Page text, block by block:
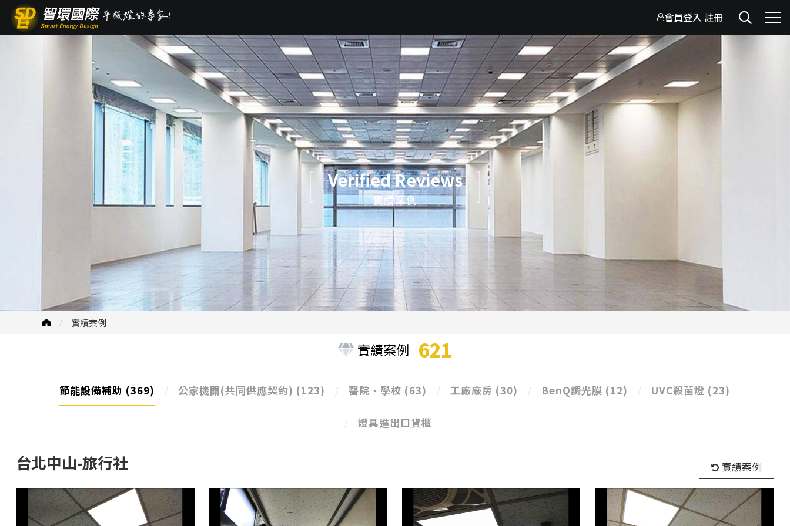
會員登入 註冊
Verified Reviews
實績案例
實績案例
實績案例 621
節能設備補助 (369) 公家機關(共同供應契約) (123) 醫院、學校 (63) 工廠廠房 (30) BenQ調光膜 (12) UVC殺菌燈 (23)
燈具進出口貨櫃
台北中山-旅行社 實績案例